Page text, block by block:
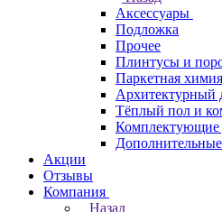
Аксессуары
Подложка
Прочее
Плинтусы и
Паркетная химия
Архитектурный
Тёплый пол и
Комплектующие
Акции
Отзывы
Компания
Назад